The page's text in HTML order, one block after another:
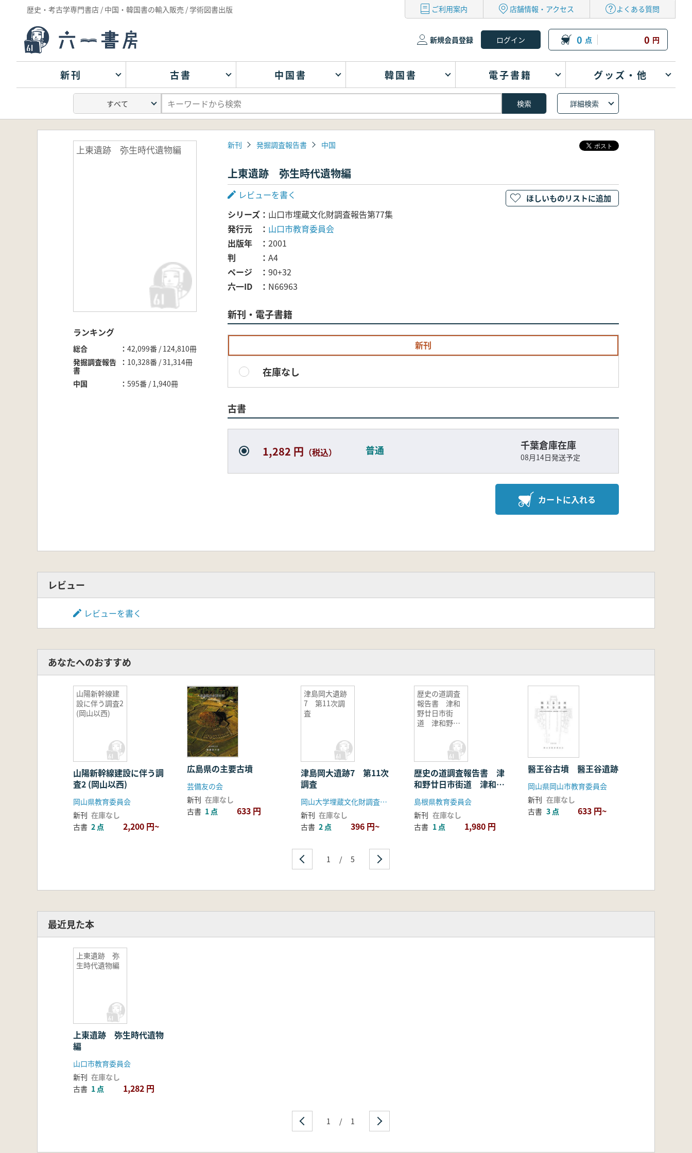
歴史・考古学専門書店 / 中国・韓国書の輸入販売 / 学術図書出版 ご利用案内 店舗情報・アクセス よくある質問
新規会員登録 0 点 0 円
新刊 古書 中国書 韓国書 電子書籍 グッズ・他
詳細検索
上東遺跡 弥生時代遺物編
ランキング
総合
42,099番 / 124,810冊
発掘調査報告
書
10,328番 / 31,314冊
中国 595番 / 1,940冊
新刊 発掘調査報告書 中国
上東遺跡 弥生時代遺物編
レビューを書く
シリーズ
山口市埋蔵文化財調査報告第77集
発行元
山口市教育委員会
出版年
2001
判
A4
ページ
90+32
六一ID
N66963
新刊・電子書籍
新刊
在庫なし
古書
1,282 円 （税込） 普通 千葉倉庫在庫
08月14日発送予定
カートに入れる
ほしいものリストに追加
レビュー
レビューを書く
あなたへのおすすめ
山陽新幹線建
設に伴う調査2
(岡山以西)
山陽新幹線建設に伴う調
査2 (岡山以西)
岡山県教育委員会
新刊 在庫なし
古書 2 点 2,200 円~
広島県の主要古墳
芸備友の会
新刊 在庫なし
古書 1 点 633 円
津島岡大遺跡
7 第11次調
査
津島岡大遺跡7 第11次
調査
岡山大学埋蔵文化財調査研究センター
新刊 在庫なし
古書 2 点 396 円~
歴史の道調査
報告書 津和
野廿日市街
道 津和野奥
歴史の道調査報告書 津
和野廿日市街道 津和野
奥筋往還
島根県教育委員会
新刊 在庫なし
古書 1 点 1,980 円
醫王谷古墳 醫王谷遺跡
岡山県岡山市教育委員会
新刊 在庫なし
古書 3 点 633 円~
1 / 5
最近見た本
上東遺跡 弥
生時代遺物編
上東遺跡 弥生時代遺物
編
山口市教育委員会
新刊 在庫なし
古書 1 点 1,282 円
1 / 1